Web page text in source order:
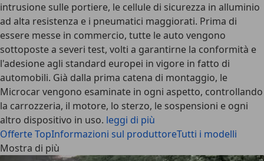
intrusione sulle portiere, le cellule di sicurezza in alluminio
ad alta resistenza e i pneumatici maggiorati. Prima di
essere messe in commercio, tutte le auto vengono
sottoposte a severi test, volti a garantirne la conformità e
l'adesione agli standard europei in vigore in fatto di
automobili. Già dalla prima catena di montaggio, le
Microcar vengono esaminate in ogni aspetto, controllando
la carrozzeria, il motore, lo sterzo, le sospensioni e ogni
altro dispositivo in uso. leggi di più
Offerte TopInformazioni sul produttoreTutti i modelli
Mostra di più